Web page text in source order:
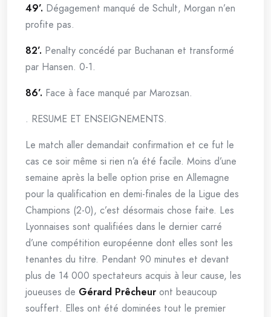
49’. Dégagement manqué de Schult, Morgan n’en
profite pas.
82’. Penalty concédé par Buchanan et transformé
par Hansen. 0-1.
86’. Face à face manqué par Marozsan.
. RESUME ET ENSEIGNEMENTS.
Le match aller demandait confirmation et ce fut le
cas ce soir même si rien n’a été facile. Moins d’une
semaine après la belle option prise en Allemagne
pour la qualification en demi-finales de la Ligue des
Champions (2-0), c’est désormais chose faite. Les
Lyonnaises sont qualifiées dans le dernier carré
d’une compétition européenne dont elles sont les
tenantes du titre. Pendant 90 minutes et devant
plus de 14 000 spectateurs acquis à leur cause, les
joueuses de Gérard Prêcheur ont beaucoup
souffert. Elles ont été dominées tout le premier